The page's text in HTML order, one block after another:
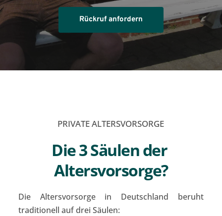
Rückruf anfordern
PRIVATE ALTERSVORSORGE
Die 3 Säulen der
Altersvorsorge?
Die Altersvorsorge in Deutschland beruht
traditionell auf drei Säulen: